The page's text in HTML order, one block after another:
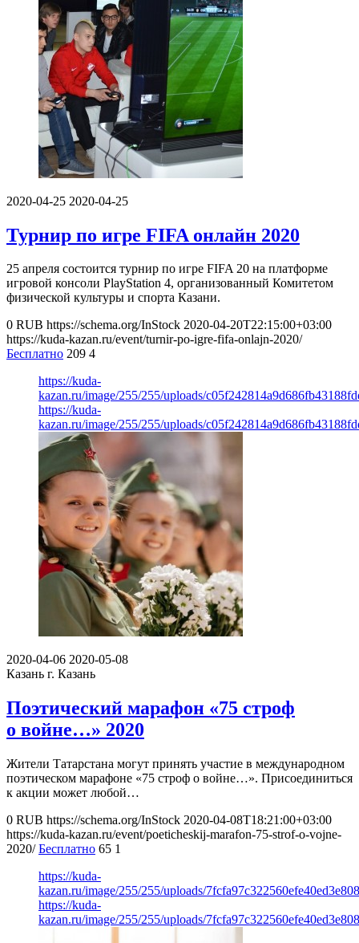
2020-04-25 2020-04-25
Турнир по игре FIFA онлайн 2020
25 апреля состоится турнир по игре FIFA 20 на платформе
игровой консоли PlayStation 4, организованный Комитетом
физической культуры и спорта Казани.
0 RUB https://schema.org/InStock 2020-04-20T22:15:00+03:00
https://kuda-kazan.ru/event/turnir-po-igre-fifa-onlajn-2020/
Бесплатно 209 4
https://kuda-
kazan.ru/image/255/255/uploads/
https://kuda-
kazan.ru/image/255/255/uploads/
2020-04-06 2020-05-08
Казань г. Казань
Поэтический марафон «75 строф
о войне…» 2020
Жители Татарстана могут принять участие в международном
поэтическом марафоне «75 строф о войне…». Присоединиться
к акции может любой…
0 RUB https://schema.org/InStock 2020-04-08T18:21:00+03:00
https://kuda-kazan.ru/event/poeticheskij-marafon-75-strof-o-vojne-
2020/ Бесплатно 65 1
https://kuda-
kazan.ru/image/255/255/uploads/
https://kuda-
kazan.ru/image/255/255/uploads/